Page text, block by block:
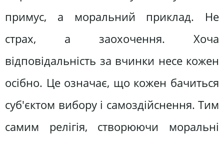
примус, а моральний приклад. Не
страх, а заохочення. Хоча
відповідальність за вчинки несе кожен
осібно. Це означає, що кожен бачиться
суб'єктом вибору і самоздійснення. Тим
самим релігія, створюючи моральні